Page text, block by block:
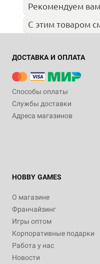
Рекомендуем вам
С этим товаром
ДОСТАВКА И ОПЛАТА
Способы оплаты
Службы доставки
Адреса магазинов
HOBBY GAMES
О магазине
Франчайзинг
Игры оптом
Корпоративные подарки
Работа у нас
Новости